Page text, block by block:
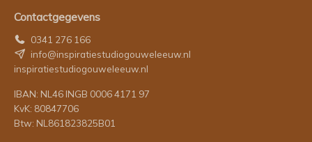
Contactgegevens
0341 276 166
info@inspiratiestudiogouweleeuw.nl
inspiratiestudiogouweleeuw.nl
IBAN: NL46 INGB 0006 4171 97
KvK: 80847706
Btw: NL861823825B01